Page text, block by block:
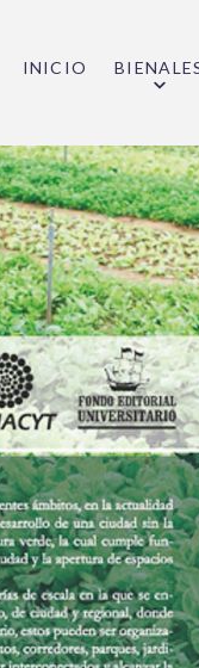
INICIO